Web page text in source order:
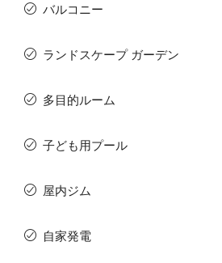
バルコニー
ランドスケープ ガーデン
多目的ルーム
子ども用プール
屋内ジム
自家発電